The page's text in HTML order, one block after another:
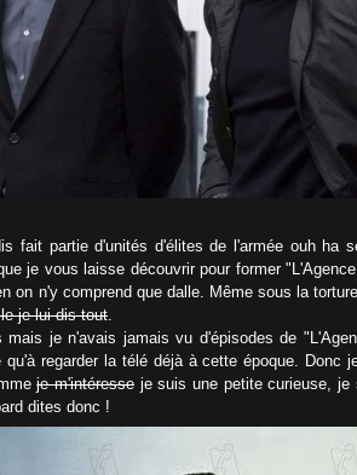
fait partie d'unités d'élites de l'armée ouh ha
je vous laisse découvrir pour former
on n'y comprend que dalle. Même sous la
je lui dis tout.
je n'avais jamais vu d'épisodes de
qu'à regarder la télé déjà à cette époque. Donc
je m'intéresseje suis une petite curieuse, je
dites donc !